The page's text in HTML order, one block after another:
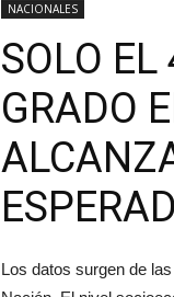
NACIONALES
SOLO EL
GRADO
Los datos surgen de